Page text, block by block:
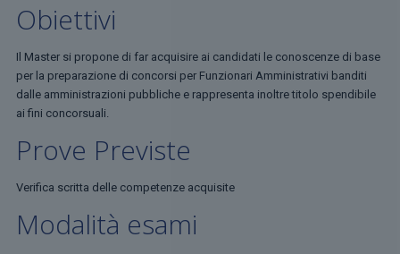
Obiettivi
Il Master si propone di far acquisire ai candidati le conoscenze di base
per la preparazione di concorsi per Funzionari Amministrativi banditi
dalle amministrazioni pubbliche e rappresenta inoltre titolo spendibile
ai fini concorsuali.
Prove Previste
Verifica scritta delle competenze acquisite
Modalità esami